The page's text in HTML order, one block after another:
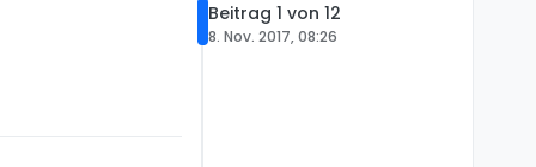
Beitrag 1 von 12
8. Nov. 2017, 08:26